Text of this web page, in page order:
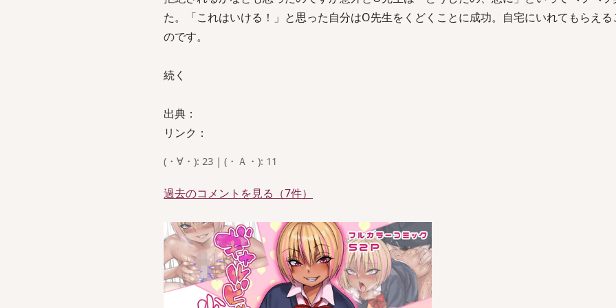
た。「これはいける！」と思った自分はO先生をくどくことに成功。自宅にいれてもらえる
のです。
続く
出典：
リンク：
(・∀・): 23 | (・Ａ・): 11
過去のコメントを見る（7件）